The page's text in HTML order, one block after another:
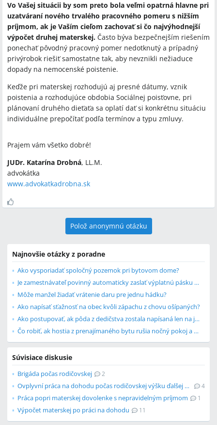
Vo Vašej situácii by som preto bola veľmi opatrná hlavne pri
uzatváraní nového trvalého pracovného pomeru s nižším
príjmom, ak je Vaším cieľom zachovať si čo najvýhodnejší
výpočet druhej materskej. Často býva bezpečnejším riešením
ponechať pôvodný pracovný pomer nedotknutý a prípadný
privýrobok riešiť samostatne tak, aby nevznikli nežiaduce
dopady na nemocenské poistenie.
Keďže pri materskej rozhodujú aj presné dátumy, vznik
poistenia a rozhodujúce obdobia Sociálnej poisťovne, pri
plánovaní druhého dieťaťa sa oplatí dať si konkrétnu situáciu
individuálne prepočítať podľa termínov a typu zmluvy.
Prajem vám všetko dobré!
JUDr. Katarína Drobná, LL.M.
advokátka
www.advokatkadrobna.sk
Polož anonymnú otázku
Najnovšie otázky z poradne
Ako vysporiadať spoločný pozemok pri bytovom dome?
Je zamestnávateľ povinný automaticky zaslať výplatnú pásku a zápočtový list?
Môže manžel žiadať vrátenie daru pre jednu hádku?
Ako napísať sťažnosť na obec kvôli zápachu z chovu ošípaných?
Ako postupovať, ak pôda z dedičstva zostala napísaná len na jedného súrodenca?
Čo robiť, ak hostia z prenajímaného bytu rušia nočný pokoj a robia neporiadok?
Súvisiace diskusie
Brigáda počas rodičovskej 2
Ovplyvní práca na dohodu počas rodičovskej výšku ďalšej materskej? 4
Práca popri materskej dovolenke s nepravidelným príjmom 1
Výpočet materskej po práci na dohodu 11